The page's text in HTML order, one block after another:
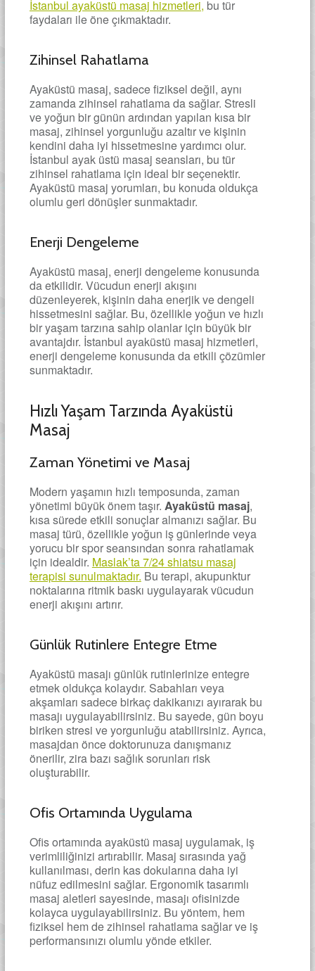
İstanbul ayaküstü masaj hizmetleri, bu tür
faydaları ile öne çıkmaktadır.
Zihinsel Rahatlama
Ayaküstü masaj, sadece fiziksel değil, aynı
zamanda zihinsel rahatlama da sağlar. Stresli
ve yoğun bir günün ardından yapılan kısa bir
masaj, zihinsel yorgunluğu azaltır ve kişinin
kendini daha iyi hissetmesine yardımcı olur.
İstanbul ayak üstü masaj seansları, bu tür
zihinsel rahatlama için ideal bir seçenektir.
Ayaküstü masaj yorumları, bu konuda oldukça
olumlu geri dönüşler sunmaktadır.
Enerji Dengeleme
Ayaküstü masaj, enerji dengeleme konusunda
da etkilidir. Vücudun enerji akışını
düzenleyerek, kişinin daha enerjik ve dengeli
hissetmesini sağlar. Bu, özellikle yoğun ve hızlı
bir yaşam tarzına sahip olanlar için büyük bir
avantajdır. İstanbul ayaküstü masaj hizmetleri,
enerji dengeleme konusunda da etkili çözümler
sunmaktadır.
Hızlı Yaşam Tarzında Ayaküstü
Masaj
Zaman Yönetimi ve Masaj
Modern yaşamın hızlı temposunda, zaman
yönetimi büyük önem taşır. Ayaküstü masaj,
kısa sürede etkili sonuçlar almanızı sağlar. Bu
masaj türü, özellikle yoğun iş günlerinde veya
yorucu bir spor seansından sonra rahatlamak
için idealdir. Maslak’ta 7/24 shiatsu masaj
terapisi sunulmaktadır. Bu terapi, akupunktur
noktalarına ritmik baskı uygulayarak vücudun
enerji akışını artırır.
Günlük Rutinlere Entegre Etme
Ayaküstü masajı günlük rutinlerinize entegre
etmek oldukça kolaydır. Sabahları veya
akşamları sadece birkaç dakikanızı ayırarak bu
masajı uygulayabilirsiniz. Bu sayede, gün boyu
biriken stresi ve yorgunluğu atabilirsiniz. Ayrıca,
masajdan önce doktorunuza danışmanız
önerilir, zira bazı sağlık sorunları risk
oluşturabilir.
Ofis Ortamında Uygulama
Ofis ortamında ayaküstü masaj uygulamak, iş
verimliliğinizi artırabilir. Masaj sırasında yağ
kullanılması, derin kas dokularına daha iyi
nüfuz edilmesini sağlar. Ergonomik tasarımlı
masaj aletleri sayesinde, masajı ofisinizde
kolayca uygulayabilirsiniz. Bu yöntem, hem
fiziksel hem de zihinsel rahatlama sağlar ve iş
performansınızı olumlu yönde etkiler.